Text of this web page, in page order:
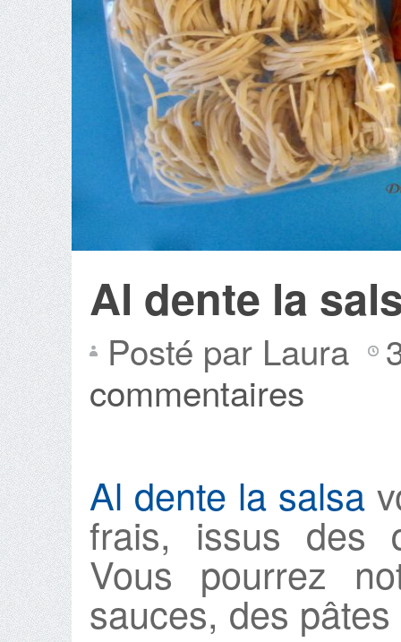
Al dente la
Posté par Laura
commentaires
Al dente la salsa
frais, issus des
Vous pourrez
sauces, des